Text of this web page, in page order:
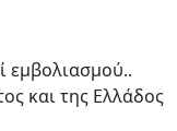
εμβολιασμού..
και της Ελλάδος